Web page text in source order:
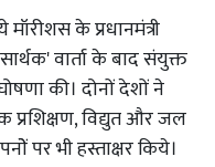
मॉरीशस के प्रधानमंत्री
वार्ता के बाद संयुक्त
की। दोनों देशों ने
प्रशिक्षण, विद्युत और जल
पर भी हस्ताक्षर किये।